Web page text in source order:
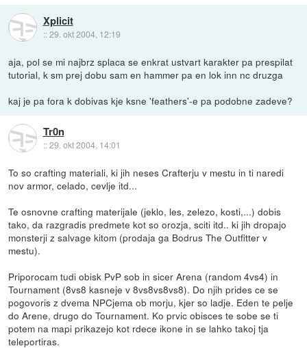
Xplicit
::29. okt 2004, 12:19
aja, pol se mi najbrz splaca se enkrat ustvart karakter pa prespilat
tutorial, k sm prej dobu sam en hammer pa en lok inn nc druzga
kaj je pa fora k dobivas kje ksne 'feathers'-e pa podobne zadeve?
Tr0n
::29. okt 2004, 14:01
To so crafting materiali, ki jih neses Crafterju v mestu in ti naredi
nov armor, celado, cevlje itd...
Te osnovne crafting materijale (jeklo, les, zelezo, kosti,...) dobis
tako, da razgradis predmete kot so orozja, sciti itd.. ki jih dropajo
monsterji z salvage kitom (prodaja ga Bodrus The Outfitter v
mestu).
Priporocam tudi obisk PvP sob in sicer Arena (random 4vs4) in
Tournament (8vs8 kasneje v 8vs8vs8vs8). Do njih prides ce se
pogovoris z dvema NPCjema ob morju, kjer so ladje. Eden te pelje
do Arene, drugo do Tournament. Ko prvic obisces te sobe se ti
potem na mapi prikazejo kot rdece ikone in se lahko takoj tja
teleportiras.